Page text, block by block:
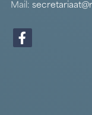
Mail: